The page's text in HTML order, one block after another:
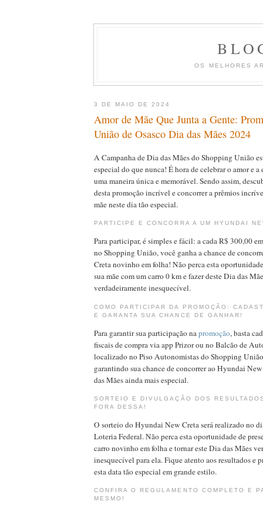
OS MELHORES
3 DE MAIO DE 2024
Amor de Mãe Que Junta a Gente:
União de Osasco Dia das Mães 2024
A Campanha de Dia das Mães do Shopping União
especial do que nunca! É hora de celebrar o amor e a
uma maneira única e memorável. Sendo assim,
desta promoção incrível e concorrer a prêmios
mãe neste dia tão especial.
PARTICIPE E CONCORRA A UM HYUNDAI
Para participar, é simples e fácil: a cada R$ 300,00
no Shopping União, você ganha a chance de
Creta novinho em folha! Não perca esta
sua mãe com um carro 0 km e fazer deste Dia das
verdadeiramente inesquecível.
COMO PARTICIPAR DA PROMOÇÃO:
E GARANTA SUA CHANCE DE GANHAR!
Para garantir sua participação napromoção, basta
fiscais de compra via app Prizor ou no Balcão de
localizado no Piso Autonomistas do Shopping
garantindo sua chance de concorrer ao Hyundai
das Mães ainda mais especial.
SORTEIO E DIVULGAÇÃO DOS
FORA DESSA!
O sorteio do Hyundai New Creta será realizado no
Loteria Federal. Não perca esta oportunidade de
carro novinho em folha e tornar este Dia das Mães
inesquecível para ela. Fique atento aos resultados e
esta data tão especial em grande estilo.
CONFIRA O REGULAMENTO COMPLETO E
MESMO!